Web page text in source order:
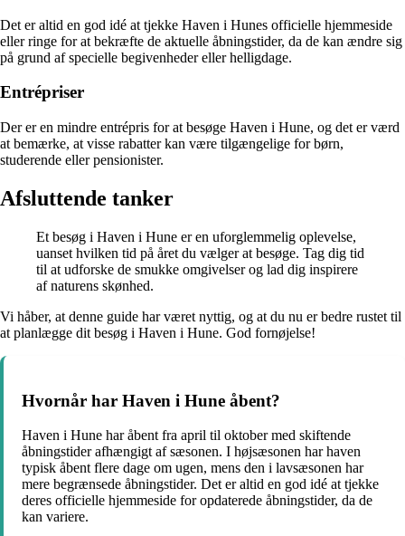
Det er altid en god idé at tjekke Haven i Hunes officielle hjemmeside
eller ringe for at bekræfte de aktuelle åbningstider, da de kan ændre sig
på grund af specielle begivenheder eller helligdage.
Entrépriser
Der er en mindre entrépris for at besøge Haven i Hune, og det er værd
at bemærke, at visse rabatter kan være tilgængelige for børn,
studerende eller pensionister.
Afsluttende tanker
Et besøg i Haven i Hune er en uforglemmelig oplevelse,
uanset hvilken tid på året du vælger at besøge. Tag dig tid
til at udforske de smukke omgivelser og lad dig inspirere
af naturens skønhed.
Vi håber, at denne guide har været nyttig, og at du nu er bedre rustet til
at planlægge dit besøg i Haven i Hune. God fornøjelse!
Hvornår har Haven i Hune åbent?
Haven i Hune har åbent fra april til oktober med skiftende
åbningstider afhængigt af sæsonen. I højsæsonen har haven
typisk åbent flere dage om ugen, mens den i lavsæsonen har
mere begrænsede åbningstider. Det er altid en god idé at tjekke
deres officielle hjemmeside for opdaterede åbningstider, da de
kan variere.